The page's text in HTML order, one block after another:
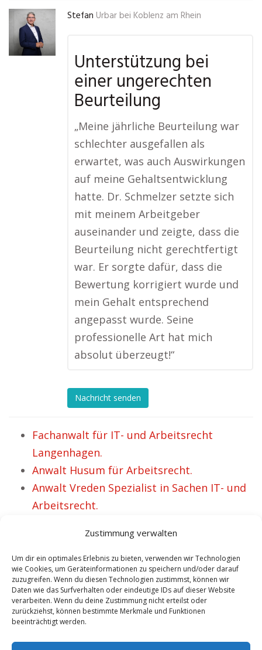
Zustimmung verwalten
Um dir ein optimales Erlebnis zu bieten, verwenden wir Technologien
wie Cookies, um Geräteinformationen zu speichern und/oder darauf
zuzugreifen. Wenn du diesen Technologien zustimmst, können wir
Daten wie das Surfverhalten oder eindeutige IDs auf dieser Website
verarbeiten. Wenn du deine Zustimmung nicht erteilst oder
zurückziehst, können bestimmte Merkmale und Funktionen
beeinträchtigt werden.
Stefan Urbar bei Koblenz am Rhein
Unterstützung bei
einer ungerechten
Beurteilung
„Meine jährliche Beurteilung war
schlechter ausgefallen als
erwartet, was auch Auswirkungen
auf meine Gehaltsentwicklung
hatte. Dr. Schmelzer setzte sich
mit meinem Arbeitgeber
auseinander und zeigte, dass die
Beurteilung nicht gerechtfertigt
war. Er sorgte dafür, dass die
Bewertung korrigiert wurde und
mein Gehalt entsprechend
angepasst wurde. Seine
professionelle Art hat mich
absolut überzeugt!“
Nachricht senden
Fachanwalt für IT- und Arbeitsrecht
Langenhagen.
Anwalt Husum für Arbeitsrecht.
Anwalt Vreden Spezialist in Sachen IT- und
Arbeitsrecht.
auf ihren Beistand.
Kanzlei Dr. Schmelzer Anwalt Arbeitsrecht
und IT Recht Friedrichroda.
Rechtsanwalt Dietikon Spezialist für
Arbeitsrecht und IT Recht.
Rechtsanwalt Zülpich Fachanwalt für
Arbeitsrecht.